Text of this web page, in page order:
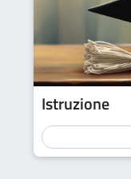
Istruzione